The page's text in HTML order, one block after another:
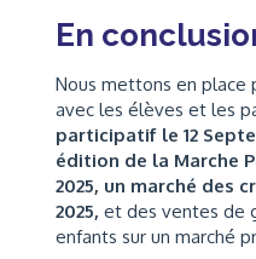
En
Nous mettons en place
avec les élèves et les
participatif le 12
édition de la Marche
2025, un marché des
2025, et des ventes de
enfants sur un marché